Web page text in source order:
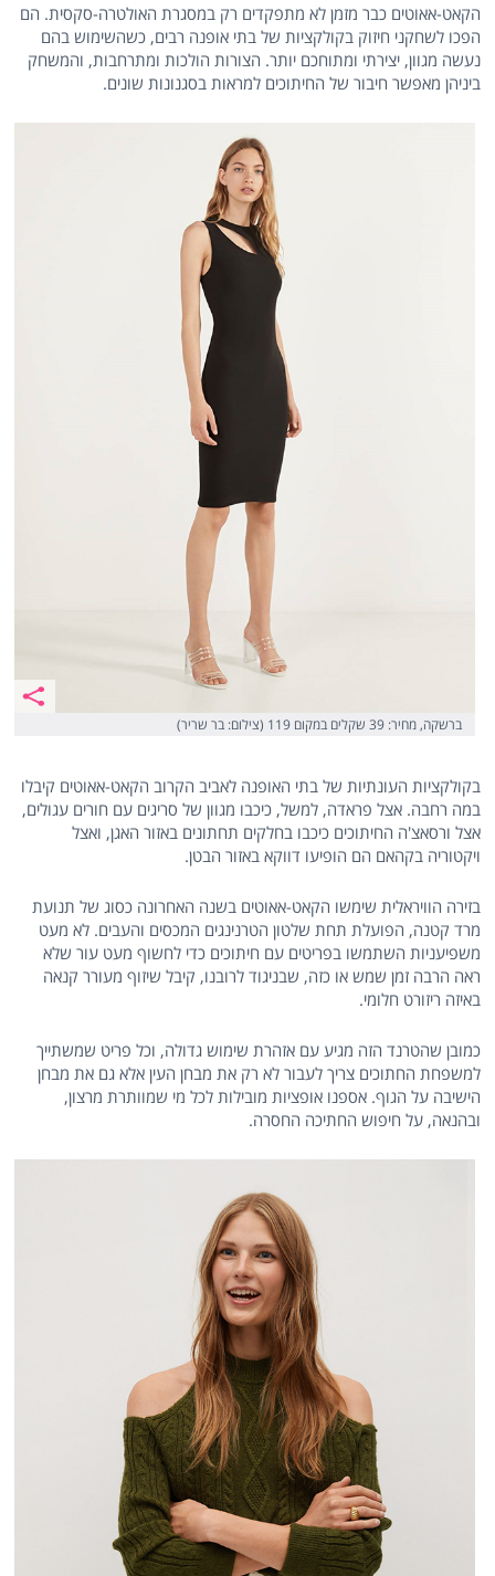
הקאט-אאוטים כבר מזמן לא מתפקדים רק במסגרת האולטרה-סקסית. הם
הפכו לשחקני חיזוק בקולקציות של בתי אופנה רבים, כשהשימוש בהם
נעשה מגוון, יצירתי ומתוחכם יותר. הצורות הולכות ומתרחבות, והמשחק
ביניהן מאפשר חיבור של החיתוכים למראות בסגנונות שונים.
ברשקה, מחיר: 39 שקלים במקום 119 (צילום: בר שריר)
בקולקציות העונתיות של בתי האופנה לאביב הקרוב הקאט-אאוטים קיבלו
במה רחבה. אצל פראדה, למשל, כיכבו מגוון של סריגים עם חורים עגולים,
אצל ורסאצ'ה החיתוכים כיכבו בחלקים תחתונים באזור האגן, ואצל
ויקטוריה בקהאם הם הופיעו דווקא באזור הבטן.
בזירה הוויראלית שימשו הקאט-אאוטים בשנה האחרונה כסוג של תנועת
מרד קטנה, הפועלת תחת שלטון הטרנינגים המכסים והעבים. לא מעט
משפיעניות השתמשו בפריטים עם חיתוכים כדי לחשוף מעט עור שלא
ראה הרבה זמן שמש או כזה, שבניגוד לרובנו, קיבל שיזוף מעורר קנאה
באיזה ריזורט חלומי.
כמובן שהטרנד הזה מגיע עם אזהרת שימוש גדולה, וכל פריט שמשתייך
למשפחת החתוכים צריך לעבור לא רק את מבחן העין אלא גם את מבחן
הישיבה על הגוף. אספנו אופציות מובילות לכל מי שמוותרת מרצון,
ובהנאה, על חיפוש החתיכה החסרה.